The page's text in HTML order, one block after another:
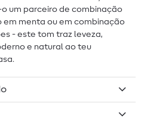
um parceiro de combinação
em menta ou em combinação
- este tom traz leveza,
e natural ao teu